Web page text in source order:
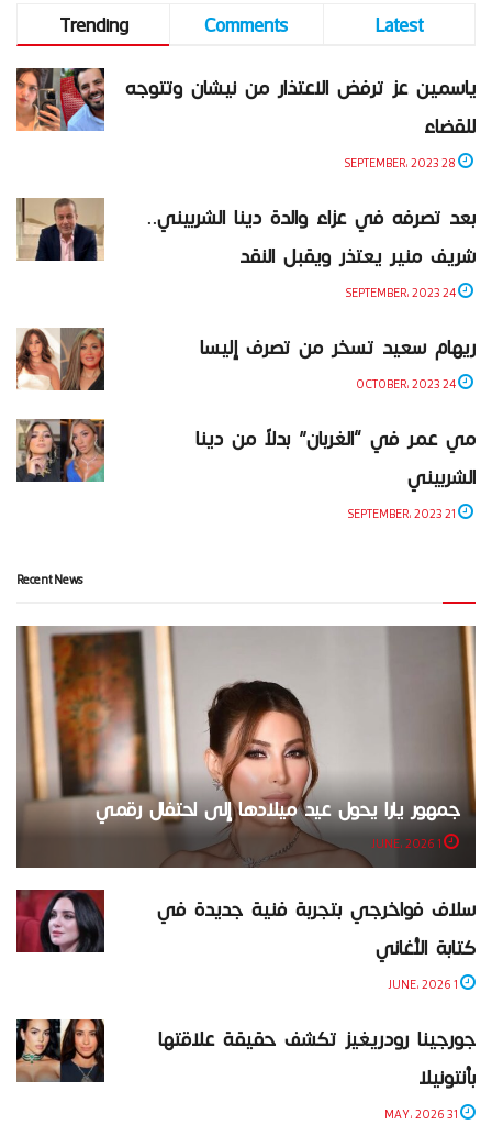
Trending Comments
Latest
ياسمين عز ترفض الاعتذار من نيشان وتتوجه
للقضاء
بعد تصرفه في عزاء والدة دينا الشربيني..
شريف منير يعتذر ويقبل النقد
ريهام سعيد تسخر من تصرف إليسا
مي عمر في “الغربان” بدلاً من دينا
الشربيني
Recent News
جمهور يارا يحول عيد ميلادها إلى احتفال رقمي
سلاف فواخرجي بتجربة فنية جديدة في
كتابة الأغاني
جورجينا رودريغيز تكشف حقيقة علاقتها
بأنتونيلا